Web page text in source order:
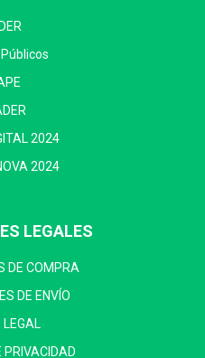
2024
2024
LEGALES
DE COMPRA
DE ENVÍO
PRIVACIDAD